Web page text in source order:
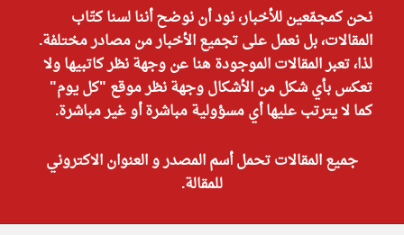
نحن كمجمّعين للأخبار، نود أن نوضح أننا لسنا كتّاب
المقالات، بل نعمل على تجميع الأخبار من مصادر مختلفة.
لذا، تعبر المقالات الموجودة هنا عن وجهة نظر كاتبيها ولا
تعكس بأي شكل من الأشكال وجهة نظر موقع "كل يوم"
كما لا يترتب عليها أي مسؤولية مباشرة أو غير مباشرة.
جميع المقالات تحمل أسم المصدر و العنوان الاكتروني
للمقالة.